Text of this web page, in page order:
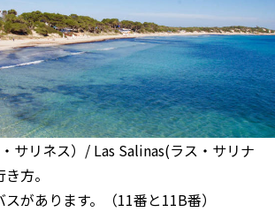
サリネス）/ Las Salinas(ラス・サリナ
方。
があります。（11番と11B番）